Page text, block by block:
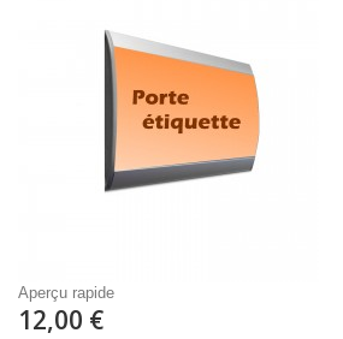
Aperçu rapide
12,00 €